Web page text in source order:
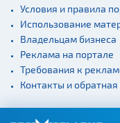
Условия и правила
Использование
Владельцам бизнеса
Реклама на портале
Требования к
Контакты и обратная